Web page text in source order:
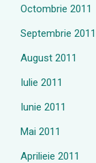
Octombrie 2011
Septembrie 2011
August 2011
Iulie 2011
Iunie 2011
Mai 2011
Aprilieie 2011